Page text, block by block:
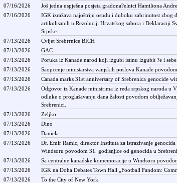
07/16/2026
Još jedna uspješna posjeta gradona?elnici Hamiltona
07/16/2026
IGK izražava najoštriju osudu i duboku zabrinutost
artikulisanih u Rezoluciji Hrvatskog sabora i Deklaraciji
Srpske.
07/13/2026
Cvijet Srebrrnice BICH
07/13/2026
GAC
07/13/2026
Poruka iz Kanade narod koji izgubi istinu izgubit ?e i sebe
07/13/2026
Saopcenje ministarstva vanjskih poslova Kanade
07/13/2026
Canada marks 31st anniversary of Srebrenica genocide
07/13/2026
Odgovor iz Kanade ministrima iz reda srpskog naroda u
odluke o proglašavanju dana žalosti povodom
Srebrenici.
07/13/2026
Zeljko
07/13/2026
Dino
07/13/2026
Daniela
07/13/2026
Dr. Emir Ramic, direktor Instituta za istrazivanje
Windsoru povodom 31. godisnjice od genocida u
07/13/2026
Sa centralne kanadske komemoracije u Windsoru
07/13/2026
IGK na Doha Debates Town Hall „Football Fandom:
07/13/2026
To the City of New York